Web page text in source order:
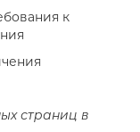
к
страниц в